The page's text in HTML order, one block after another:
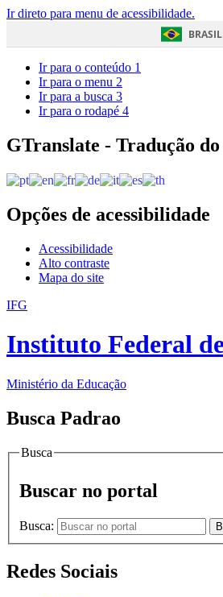
Ir direto para menu de acessibilidade.
BRASIL
Ir para o conteúdo 1
Ir para o menu 2
Ir para a busca 3
Ir para o rodapé 4
GTranslate - Tradução do
Opções de acessibilidade
Acessibilidade
Alto contraste
Mapa do site
IFG
Instituto Federal
Ministério da Educação
Busca Padrao
Busca
Buscar no portal
Busca:
Redes Sociais